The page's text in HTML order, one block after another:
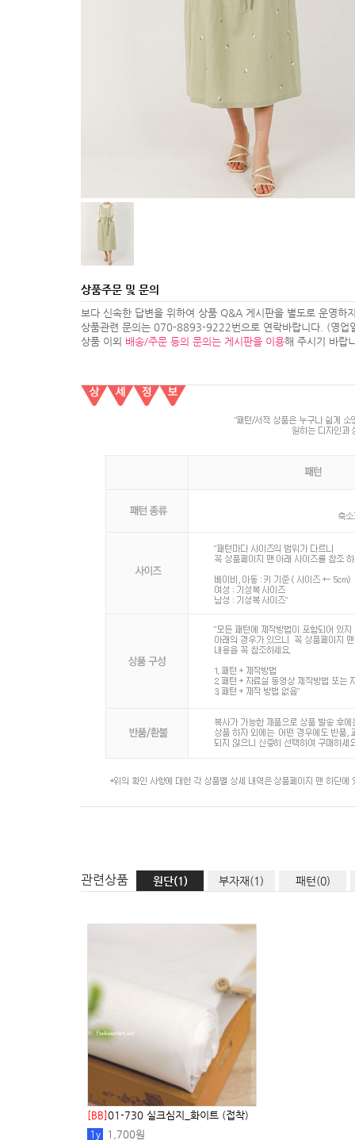
상품주문 및 문의
보다 신속한 답변을 위하여 상품 Q&A 게시판을 별도로 운영하
상품관련 문의는 070-8893-9222번으로 연락바랍니다. (영
상품 이외 배송/주문 등의 문의는 게시판을 이용해 주시기 바랍
관련상품 원단(1) 부자재(1) 패턴(0)
[BB]01-730 실크심지_화이트 (접착)
1 y 1,700원